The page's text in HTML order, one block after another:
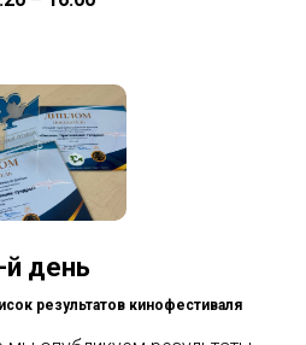
й день
результатов кинофестиваля